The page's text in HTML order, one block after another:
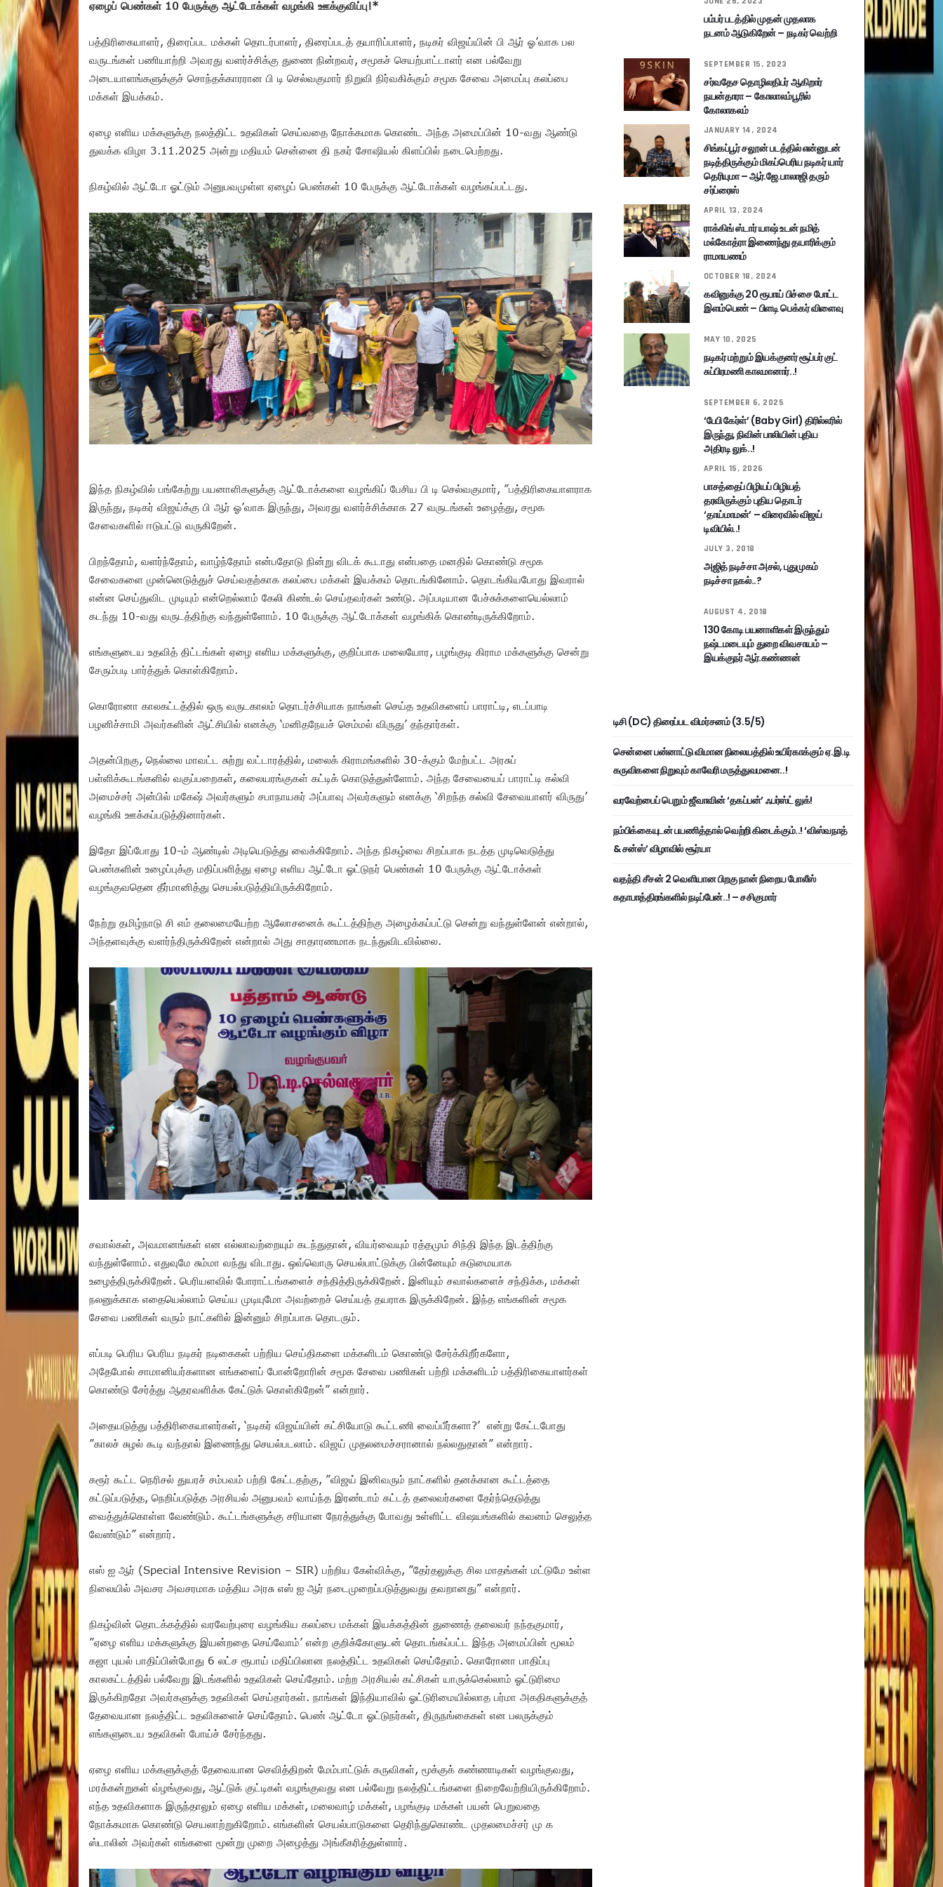
ஏழைப் பெண்கள் 10 பேருக்கு ஆட்டோக்கள் வழங்கி ஊக்குவிப்பு!*
பத்திரிகையாளர், திரைப்பட மக்கள் தொடர்பாளர், திரைப்படத் தயாரிப்பாளர், நடிகர் விஜய்யின் பி ஆர் ஓ’வாக பல
வருடங்கள் பணியாற்றி அவரது வளர்ச்சிக்கு துணை நின்றவர், சமூகச் செயற்பாட்டாளர் என பல்வேறு
அடையாளங்களுக்குச் சொந்தக்காரரான பி டி செல்வகுமார் நிறுவி நிர்வகிக்கும் சமூக சேவை அமைப்பு கலப்பை
மக்கள் இயக்கம்.
ஏழை எளிய மக்களுக்கு நலத்திட்ட உதவிகள் செய்வதை நோக்கமாக கொண்ட அந்த அமைப்பின் 10-வது ஆண்டு
துவக்க விழா 3.11.2025 அன்று மதியம் சென்னை தி நகர் சோஷியல் கிளப்பில் நடைபெற்றது.
நிகழ்வில் ஆட்டோ ஓட்டும் அனுபவமுள்ள ஏழைப் பெண்கள் 10 பேருக்கு ஆட்டோக்கள் வழங்கப்பட்டது.
இந்த நிகழ்வில் பங்கேற்று பயனாளிகளுக்கு ஆட்டோக்களை வழங்கிப் பேசிய பி டி செல்வகுமார், ”பத்திரிகையாளராக
இருந்து, நடிகர் விஜய்க்கு பி ஆர் ஓ’வாக இருந்து, அவரது வளர்ச்சிக்காக 27 வருடங்கள் உழைத்து, சமூக
சேவைகளில் ஈடுபட்டு வருகிறேன்.
பிறந்தோம், வளர்ந்தோம், வாழ்ந்தோம் என்பதோடு நின்று விடக் கூடாது என்பதை மனதில் கொண்டு சமூக
சேவைகளை முன்னெடுத்துச் செய்வதற்காக கலப்பை மக்கள் இயக்கம் தொடங்கினோம். தொடங்கியபோது இவரால்
என்ன செய்துவிட முடியும் என்றெல்லாம் கேலி கிண்டல் செய்தவர்கள் உண்டு. அப்படியான பேச்சுக்களையெல்லாம்
கடந்து 10-வது வருடத்திற்கு வந்துள்ளோம். 10 பேருக்கு ஆட்டோக்கள் வழங்கிக் கொண்டிருக்கிறோம்.
எங்களுடைய உதவித் திட்டங்கள் ஏழை எளிய மக்களுக்கு, குறிப்பாக மலையோர, பழங்குடி கிராம மக்களுக்கு சென்று
சேரும்படி பார்த்துக் கொள்கிறோம்.
கொரோனா காலகட்டத்தில் ஒரு வருடகாலம் தொடர்ச்சியாக நாங்கள் செய்த உதவிகளைப் பாராட்டி, எடப்பாடி
பழனிச்சாமி அவர்களின் ஆட்சியில் எனக்கு ‘மனிதநேயச் செம்மல் விருது’ தந்தார்கள்.
அதன்பிறகு, நெல்லை மாவட்ட சுற்று வட்டாரத்தில், மலைக் கிராமங்களில் 30-க்கும் மேற்பட்ட அரசுப்
பள்ளிக்கூடங்களில் வகுப்பறைகள், கலையரங்குகள் கட்டிக் கொடுத்துள்ளோம். அந்த சேவையைப் பாராட்டி கல்வி
அமைச்சர் அன்பில் மகேஷ் அவர்களும் சபாநாயகர் அப்பாவு அவர்களும் எனக்கு ‘சிறந்த கல்வி சேவையாளர் விருது’
வழங்கி ஊக்கப்படுத்தினார்கள்.
இதோ இப்போது 10-ம் ஆண்டில் அடியெடுத்து வைக்கிறோம். அந்த நிகழ்வை சிறப்பாக நடத்த முடிவெடுத்து
பெண்களின் உழைப்புக்கு மதிப்பளித்து ஏழை எளிய ஆட்டோ ஓட்டுநர் பெண்கள் 10 பேருக்கு ஆட்டோக்கள்
வழங்குவதென தீர்மானித்து செயல்படுத்தியிருக்கிறோம்.
நேற்று தமிழ்நாடு சி எம் தலைமையேற்ற ஆலோசனைக் கூட்டத்திற்கு அழைக்கப்பட்டு சென்று வந்துள்ளேன் என்றால்,
அந்தளவுக்கு வளர்ந்திருக்கிறேன் என்றால் அது சாதாரணமாக நடந்துவிடவில்லை.
சவால்கள், அவமானங்கள் என எல்லாவற்றையும் கடந்துதான், வியர்வையும் ரத்தமும் சிந்தி இந்த இடத்திற்கு
வந்துள்ளோம். எதுவுமே சும்மா வந்து விடாது. ஒவ்வொரு செயல்பாட்டுக்கு பின்னேயும் கடுமையாக
உழைத்திருக்கிறேன். பெரியளவில் போராட்டங்களைச் சந்தித்திருக்கிறேன். இனியும் சவால்களைச் சந்திக்க, மக்கள்
நலனுக்காக எதையெல்லாம் செய்ய முடியுமோ அவற்றைச் செய்யத் தயராக இருக்கிறேன். இந்த எங்களின் சமூக
சேவை பணிகள் வரும் நாட்களில் இன்னும் சிறப்பாக தொடரும்.
எப்படி பெரிய பெரிய நடிகர் நடிகைகள் பற்றிய செய்திகளை மக்களிடம் கொண்டு சேர்க்கிறீர்களோ,
அதேபோல் சாமானியர்களான எங்களைப் போன்றோரின் சமூக சேவை பணிகள் பற்றி மக்களிடம் பத்திரிகையாளர்கள்
கொண்டு சேர்த்து ஆதரவளிக்க கேட்டுக் கொள்கிறேன்” என்றார்.
அதையடுத்து பத்திரிகையாளர்கள், ‘நடிகர் விஜய்யின் கட்சியோடு கூட்டணி வைப்பீர்களா?’ என்று கேட்டபோது
”காலச் சுழல் கூடி வந்தால் இணைந்து செயல்படலாம். விஜய் முதலமைச்சரானால் நல்லதுதான்” என்றார்.
கரூர் கூட்ட நெரிசல் துயரச் சம்பவம் பற்றி கேட்டதற்கு, ”விஜய் இனிவரும் நாட்களில் தனக்கான கூட்டத்தை
கட்டுப்படுத்த, நெறிப்படுத்த அரசியல் அனுபவம் வாய்ந்த இரண்டாம் கட்டத் தலைவர்களை தேர்ந்தெடுத்து
வைத்துக்கொள்ள வேண்டும். கூட்டங்களுக்கு சரியான நேரத்துக்கு போவது உள்ளிட்ட விஷயங்களில் கவனம் செலுத்த
வேண்டும்” என்றார்.
எஸ் ஐ ஆர் (Special Intensive Revision – SIR) பற்றிய கேள்விக்கு, ”தேர்தலுக்கு சில மாதங்கள் மட்டுமே உள்ள
நிலையில் அவசர அவசரமாக மத்திய அரசு எஸ் ஐ ஆர் நடைமுறைப்படுத்துவது தவறானது” என்றார்.
நிகழ்வின் தொடக்கத்தில் வரவேற்புரை வழங்கிய கலப்பை மக்கள் இயக்கத்தின் துணைத் தலைவர் நந்தகுமார்,
”ஏழை எளிய மக்களுக்கு இயன்றதை செய்வோம்’ என்ற குறிக்கோளுடன் தொடங்கப்பட்ட இந்த அமைப்பின் மூலம்
கஜா புயல் பாதிப்பின்போது 6 லட்ச ரூபாய் மதிப்பிலான நலத்திட்ட உதவிகள் செய்தோம். கொரோனா பாதிப்பு
காலகட்டத்தில் பல்வேறு இடங்களில் உதவிகள் செய்தோம். மற்ற அரசியல் கட்சிகள் யாருக்கெல்லாம் ஓட்டுரிமை
இருக்கிறதோ அவர்களுக்கு உதவிகள் செய்தார்கள். நாங்கள் இந்தியாவில் ஓட்டுரிமையில்லாத பர்மா அகதிகளுக்குத்
தேவையான நலத்திட்ட உதவிகளைச் செய்தோம். பெண் ஆட்டோ ஓட்டுநர்கள், திருநங்கைகள் என பலருக்கும்
எங்களுடைய உதவிகள் போய்ச் சேர்ந்தது.
ஏழை எளிய மக்களுக்குத் தேவையான செவித்திறன் மேம்பாட்டுக் கருவிகள், மூக்குக் கண்ணாடிகள் வழங்குவது,
மரக்கன்றுகள் வ்ழங்குவது, ஆட்டுக் குட்டிகள் வழங்குவது என பல்வேறு நலத்திட்டங்களை நிறைவேற்றியிருக்கிறோம்.
எந்த உதவிகளாக இருந்தாலும் ஏழை எளிய மக்கள், மலைவாழ் மக்கள், பழங்குடி மக்கள் பயன் பெறுவதை
நோக்கமாக கொண்டு செயலாற்றுகிறோம். எங்களின் செயல்பாடுகளை தெரிந்துகொண்ட முதலமைச்சர் மு க
ஸ்டாலின் அவர்கள் எங்களை மூன்று முறை அழைத்து அங்கீகரித்துள்ளார்.
பம்பர் படத்தில் முதன் முதலாக
நடனம் ஆடுகிறேன் – நடிகர் வெற்றி
SEPTEMBER 15, 2023
சர்வதேச தொழிலதிபர் ஆகிறார்
நயன்தாரா – கோலாலம்பூரில்
கோலாகலம்
JANUARY 14, 2024
சிங்கப்பூர் சலூன் படத்தில் என்னுடன்
நடித்திருக்கும் மிகப்பெரிய நடிகர் யார்
தெரியுமா – ஆர்.ஜே.பாலாஜி தரும்
சர்ப்ரைஸ்
APRIL 13, 2024
ராக்கிங் ஸ்டார் யாஷ் உடன் நமித்
மல்கோத்ரா இணைந்து தயாரிக்கும்
ராமாயணம்
OCTOBER 18, 2024
கவினுக்கு 20 ரூபாய் பிச்சை போட்ட
இளம்பெண் – பிளடி பெக்கர் விளைவு
MAY 10, 2025
நடிகர் மற்றும் இயக்குனர் சூப்பர் குட்
சுப்பிரமணி காலமானார்..!
SEPTEMBER 6, 2025
‘பேபி கேர்ள்’ (Baby Girl) திரில்லரில்
இருந்து, நிவின் பாலியின் புதிய
அதிரடி லுக்..!
APRIL 15, 2026
பாசத்தைப் பிழியப் பிழியத்
தரவிருக்கும் புதிய தொடர்
‘தாய்மாமன்’ – விரைவில் விஜய்
டிவியில்..!
JULY 3, 2018
அஜித் நடிச்சா அசல், புதுமுகம்
நடிச்சா நகல்..?
AUGUST 4, 2018
130 கோடி பயனாளிகள் இருந்தும்
நஷ்டமடையும் துறை விவசாயம் –
இயக்குநர் ஆர்.கண்ணன்
டிசி (DC) திரைப்பட விமர்சனம் (3.5/5)
சென்னை பன்னாட்டு விமான நிலையத்தில் உயிர்காக்கும் ஏ.இ.டி
கருவிகளை நிறுவும் காவேரி மருத்துவமனை..!
வரவேற்பைப் பெறும் ஜீவாவின் ‘தகப்பன்’ ஃபர்ஸ்ட் லுக்!
நம்பிக்கையுடன் பயணித்தால் வெற்றி கிடைக்கும்..! ‘விஸ்வநாத்
& சன்ஸ்’ விழாவில் சூர்யா
வதந்தி சீசன் 2 வெளியான பிறகு நான் நிறைய போலீஸ்
கதாபாத்திரங்களில் நடிப்பேன்..! – சசிகுமார்